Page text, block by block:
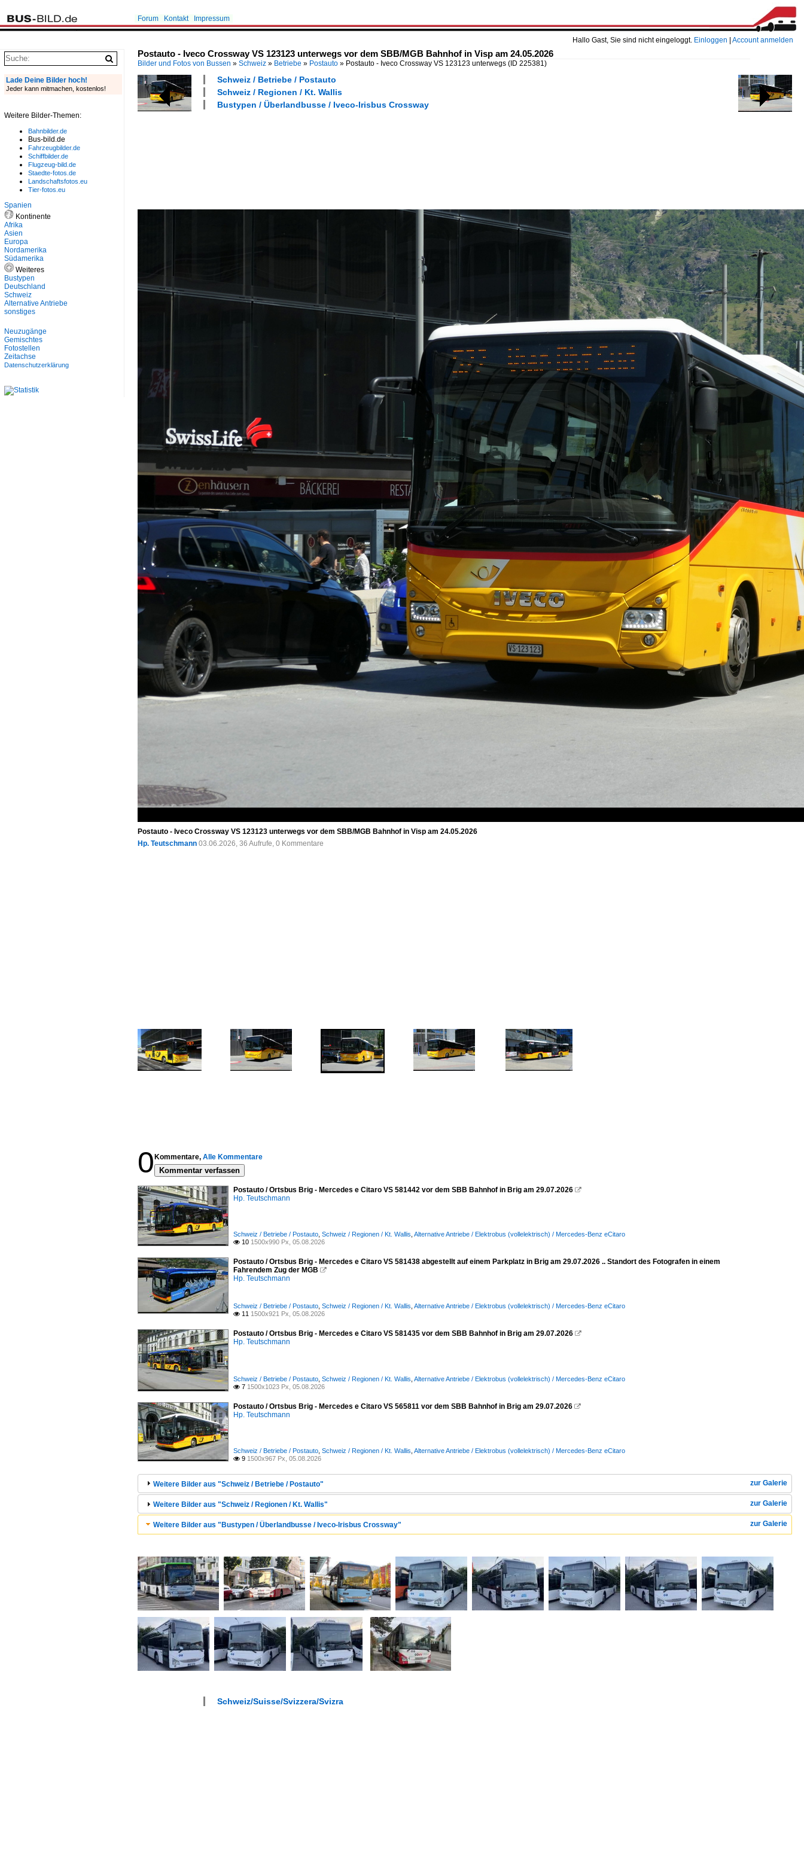
Hallo Gast, Sie sind nicht eingeloggt. Einloggen Account anmelden
Forum Kontakt Impressum
Postauto - Iveco Crossway VS 123123 unterwegs vor dem SBB/MGB Bahnhof in Visp am 24.05.2026
Bilder und Fotos von Bussen » Schweiz » Betriebe » Postauto » Postauto - Iveco Crossway VS 123123 unterwegs (ID 225381)
Schweiz / Betriebe / Postauto
Schweiz / Regionen / Kt. Wallis
Bustypen / Überlandbusse / Iveco-Irisbus Crossway
Postauto - Iveco Crossway VS 123123 unterwegs vor dem SBB/MGB Bahnhof in Visp am 24.05.2026
Hp. Teutschmann 03.06.2026, 36 Aufrufe, 0 Kommentare
0 Kommentare, Alle Kommentare
Kommentar verfassen
Postauto / Ortsbus Brig - Mercedes e Citaro VS 581442 vor dem SBB Bahnhof in Brig am 29.07.2026 
Hp. Teutschmann
Schweiz / Betriebe / Postauto Schweiz / Regionen / Kt. Wallis Alternative Antriebe / Elektrobus (vollelektrisch) / Mercedes-Benz eCitaro
 10 1500x990 Px, 05.08.2026
Postauto / Ortsbus Brig - Mercedes e Citaro VS 581438 abgestellt auf einem Parkplatz in Brig am 29.07.2026 .. Standort des Fotografen in einem
Fahrendem Zug der MGB 
Hp. Teutschmann
Schweiz / Betriebe / Postauto Schweiz / Regionen / Kt. Wallis Alternative Antriebe / Elektrobus (vollelektrisch) / Mercedes-Benz eCitaro
 11 1500x921 Px, 05.08.2026
Postauto / Ortsbus Brig - Mercedes e Citaro VS 581435 vor dem SBB Bahnhof in Brig am 29.07.2026 
Hp. Teutschmann
Schweiz / Betriebe / Postauto Schweiz / Regionen / Kt. Wallis Alternative Antriebe / Elektrobus (vollelektrisch) / Mercedes-Benz eCitaro
 7 1500x1023 Px, 05.08.2026
Postauto / Ortsbus Brig - Mercedes e Citaro VS 565811 vor dem SBB Bahnhof in Brig am 29.07.2026 
Hp. Teutschmann
Schweiz / Betriebe / Postauto Schweiz / Regionen / Kt. Wallis Alternative Antriebe / Elektrobus (vollelektrisch) / Mercedes-Benz eCitaro
 9 1500x967 Px, 05.08.2026
zur Galerie
Weitere Bilder aus "Schweiz / Betriebe / Postauto"
zur Galerie
Weitere Bilder aus "Schweiz / Regionen / Kt. Wallis"
zur Galerie
Weitere Bilder aus "Bustypen / Überlandbusse / Iveco-Irisbus Crossway"
Schweiz/Suisse/Svizzera/Svizra
Lade Deine Bilder hoch!
Jeder kann mitmachen, kostenlos!
Weitere Bilder-Themen:
Bahnbilder.de
Bus-bild.de
Fahrzeugbilder.de
Schiffbilder.de
Flugzeug-bild.de
Staedte-fotos.de
Landschaftsfotos.eu
Tier-fotos.eu
Spanien
Kontinente
Afrika
Asien
Europa
Nordamerika
Südamerika
Weiteres
Bustypen
Deutschland
Schweiz
Alternative Antriebe
sonstiges
Neuzugänge
Gemischtes
Fotostellen
Zeitachse
Datenschutzerklärung